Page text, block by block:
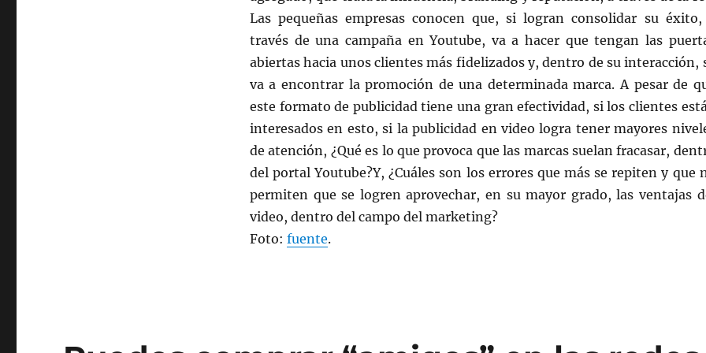
Las pequeñas empresas conocen que, si logran consolidar su
través de una campaña en Youtube, va a hacer que tengan las
abiertas hacia unos clientes más fidelizados y, dentro de su interacción,
va a encontrar la promoción de una determinada marca. A pesar de
este formato de publicidad tiene una gran efectividad, si los clientes
interesados en esto, si la publicidad en video logra tener mayores
de atención, ¿Qué es lo que provoca que las marcas suelan fracasar,
del portal Youtube?Y, ¿Cuáles son los errores que más se repiten y que
permiten que se logren aprovechar, en su mayor grado, las ventajas
video, dentro del campo del marketing?
Foto: fuente.